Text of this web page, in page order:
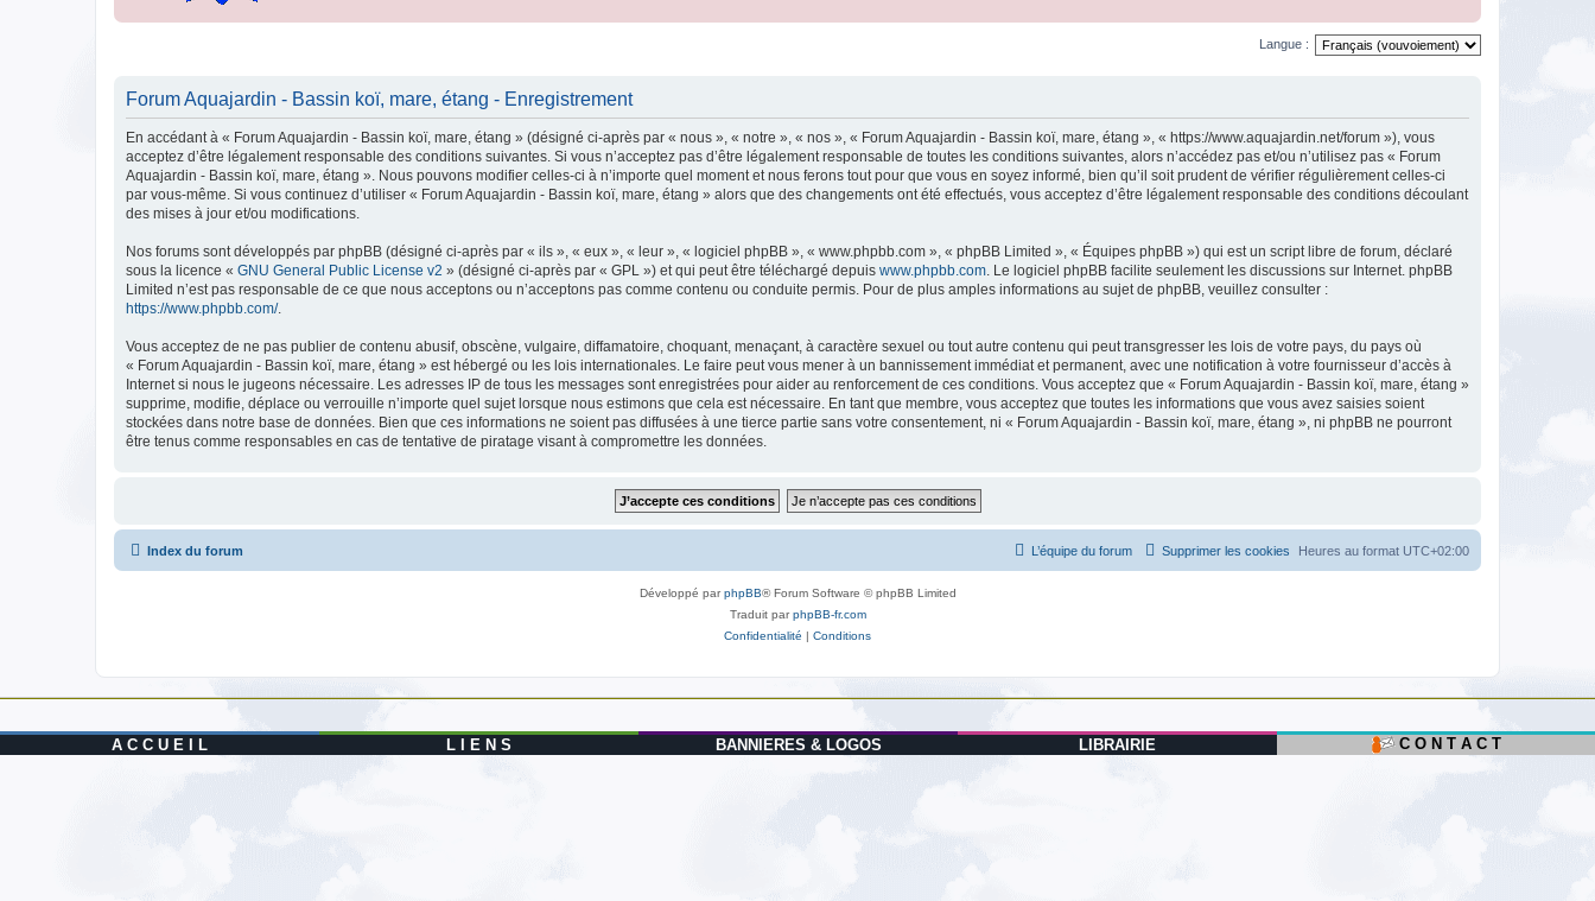
Langue :
Forum Aquajardin - Bassin koï, mare, étang - Enregistrement
En accédant à « Forum Aquajardin - Bassin koï, mare, étang » (désigné ci-après par « nous », « notre », « nos », « Forum Aquajardin - Bassin koï, mare, étang », « https://www.aquajardin.net/forum »), vous
acceptez d’être légalement responsable des conditions suivantes. Si vous n’acceptez pas d’être légalement responsable de toutes les conditions suivantes, alors n’accédez pas et/ou n’utilisez pas « Forum
Aquajardin - Bassin koï, mare, étang ». Nous pouvons modifier celles-ci à n’importe quel moment et nous ferons tout pour que vous en soyez informé, bien qu’il soit prudent de vérifier régulièrement celles-ci
par vous-même. Si vous continuez d’utiliser « Forum Aquajardin - Bassin koï, mare, étang » alors que des changements ont été effectués, vous acceptez d’être légalement responsable des conditions découlant
des mises à jour et/ou modifications.
Nos forums sont développés par phpBB (désigné ci-après par « ils », « eux », « leur », « logiciel phpBB », « www.phpbb.com », « phpBB Limited », « Équipes phpBB ») qui est un script libre de forum, déclaré
sous la licence « GNU General Public License v2 » (désigné ci-après par « GPL ») et qui peut être téléchargé depuis www.phpbb.com . Le logiciel phpBB facilite seulement les discussions sur Internet. phpBB
Limited n’est pas responsable de ce que nous acceptons ou n’acceptons pas comme contenu ou conduite permis. Pour de plus amples informations au sujet de phpBB, veuillez consulter :
https://www.phpbb.com/.
Vous acceptez de ne pas publier de contenu abusif, obscène, vulgaire, diffamatoire, choquant, menaçant, à caractère sexuel ou tout autre contenu qui peut transgresser les lois de votre pays, du pays où
« Forum Aquajardin - Bassin koï, mare, étang » est hébergé ou les lois internationales. Le faire peut vous mener à un bannissement immédiat et permanent, avec une notification à votre fournisseur d’accès à
Internet si nous le jugeons nécessaire. Les adresses IP de tous les messages sont enregistrées pour aider au renforcement de ces conditions. Vous acceptez que « Forum Aquajardin - Bassin koï, mare, étang »
supprime, modifie, déplace ou verrouille n’importe quel sujet lorsque nous estimons que cela est nécessaire. En tant que membre, vous acceptez que toutes les informations que vous avez saisies soient
stockées dans notre base de données. Bien que ces informations ne soient pas diffusées à une tierce partie sans votre consentement, ni « Forum Aquajardin - Bassin koï, mare, étang », ni phpBB ne pourront
être tenus comme responsables en cas de tentative de piratage visant à compromettre les données.
Index du forum Heures au format UTC+02:00
Supprimer les cookies
L’équipe du forum
Développé parphpBB® Forum Software © phpBB Limited
Traduit parphpBB-fr.com
Confidentialité | Conditions
A C C U E I L L I E N S BANNIERES & LOGOS LIBRAIRIE C O N T A C T